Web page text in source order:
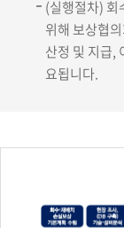
(실행절차) 회
위해 보상협
산정 및 지급,
요됩니다.